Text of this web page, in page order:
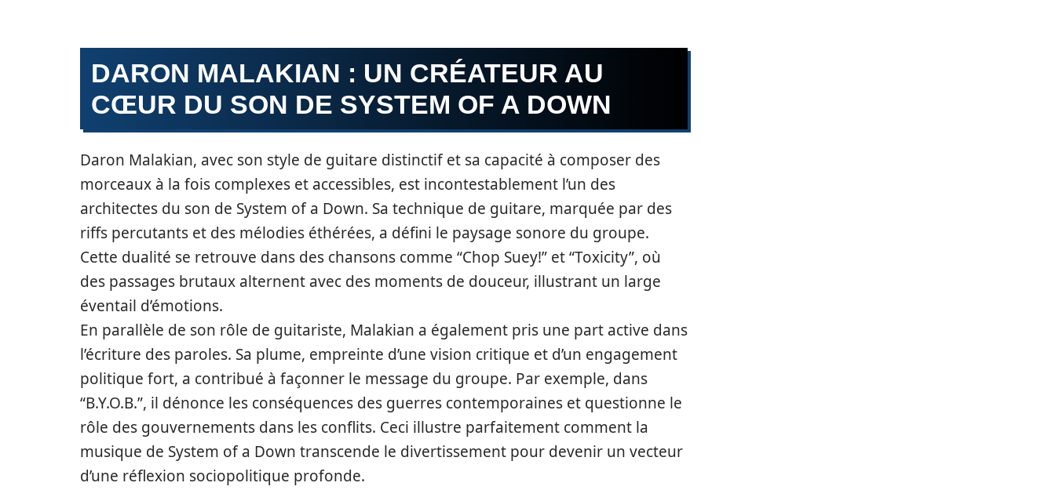
DARON MALAKIAN : UN CRÉATEUR AU
CŒUR DU SON DE SYSTEM OF A DOWN
Daron Malakian, avec son style de guitare distinctif et sa capacité à composer des
morceaux à la fois complexes et accessibles, est incontestablement l’un des
architectes du son de System of a Down. Sa technique de guitare, marquée par des
riffs percutants et des mélodies éthérées, a défini le paysage sonore du groupe.
Cette dualité se retrouve dans des chansons comme “Chop Suey!” et “Toxicity”, où
des passages brutaux alternent avec des moments de douceur, illustrant un large
éventail d’émotions.
En parallèle de son rôle de guitariste, Malakian a également pris une part active dans
l’écriture des paroles. Sa plume, empreinte d’une vision critique et d’un engagement
politique fort, a contribué à façonner le message du groupe. Par exemple, dans
“B.Y.O.B.”, il dénonce les conséquences des guerres contemporaines et questionne le
rôle des gouvernements dans les conflits. Ceci illustre parfaitement comment la
musique de System of a Down transcende le divertissement pour devenir un vecteur
d’une réflexion sociopolitique profonde.